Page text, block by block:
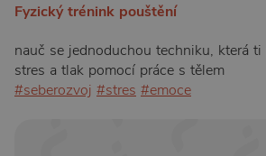
Fyzický trénink pouštění
nauč se jednoduchou techniku, která
stres a tlak pomocí práce s tělem
#seberozvoj #stres #emoce